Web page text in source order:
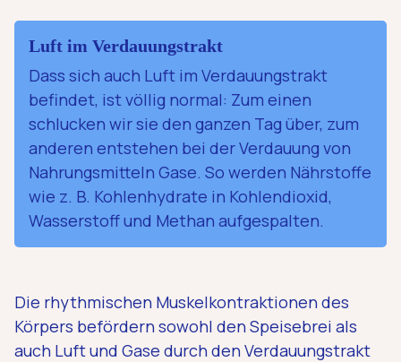
Luft im Verdauungstrakt
Dass sich auch Luft im Verdauungstrakt
befindet, ist völlig normal: Zum einen
schlucken wir sie den ganzen Tag über, zum
anderen entstehen bei der Verdauung von
Nahrungsmitteln Gase. So werden Nährstoffe
wie z. B. Kohlenhydrate in Kohlendioxid,
Wasserstoff und Methan aufgespalten.
Die rhythmischen Muskelkontraktionen des
Körpers befördern sowohl den Speisebrei als
auch Luft und Gase durch den Verdauungstrakt